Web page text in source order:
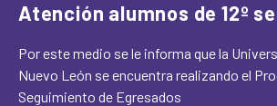
Atención alumnos de 12º
Por este medio se le informa que la
Nuevo León se encuentra realizando el
Seguimiento de Egresados